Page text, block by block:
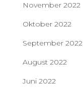
November 2022
Oktober 2022
September 2022
August 2022
Juni 2022